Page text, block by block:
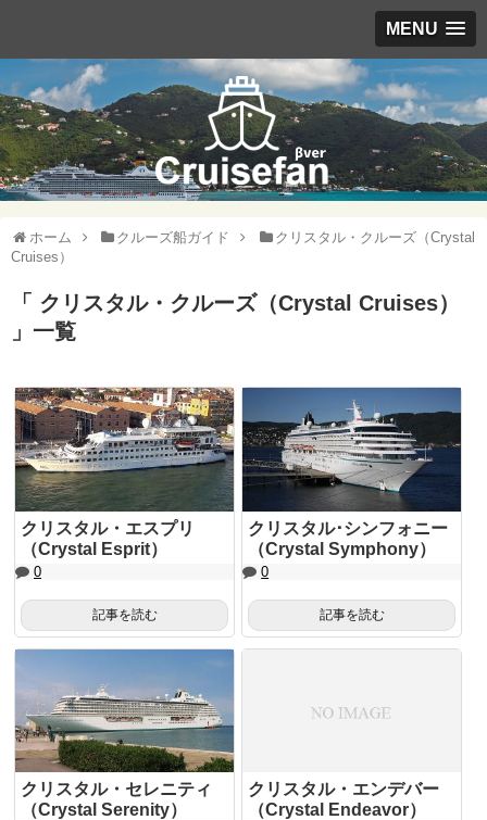
MENU
ホーム クルーズ船ガイド
クリスタル・クルーズ（Crystal
Cruises）
「 クリスタル・クルーズ（Crystal Cruises）
」一覧
クリスタル・エスプリ
（Crystal Esprit）
0
記事を読む
クリスタル･シンフォニー
（Crystal Symphony）
0
記事を読む
クリスタル・セレニティ
（Crystal Serenity）
クリスタル・エンデバー
（Crystal Endeavor）